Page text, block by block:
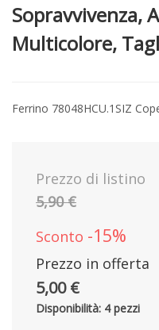
Sopravvivenza,
Multicolore,
Ferrino 78048HCU.1SIZ
Prezzo di listino
5,90 €
Sconto -15%
Prezzo in offerta
5,00 €
Disponibilità: 4 pezzi